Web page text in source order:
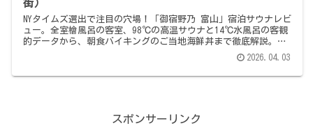
街）
NYタイムズ選出で注目の穴場！「御宿野乃 富山」宿泊サウナレビ
ュー。全室檜風呂の客室、98℃の高温サウナと14℃水風呂の客観
的データから、朝食バイキングのご当地海鮮丼まで徹底解説。イ
ンバウンド激増前に行くべき極上の富山サウナ旅の全貌をお届け
2026.04.03
スポンサーリンク